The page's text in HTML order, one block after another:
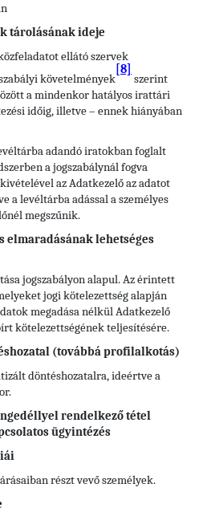
tárolásának ideje
ellátó szervek
követelmények
[8]
szerint
a mindenkor hatályos irattári
időig, illetve – ennek hiányában
adandó iratokban foglalt
a jogszabálynál fogva
az Adatkezelő az adatot
levéltárba adással a személyes
megszűnik.
elmaradásának lehetséges
jogszabályon alapul. Az érintett
jogi kötelezettség alapján
megadása nélkül Adatkezelő
kötelezettségének teljesítésére.
(továbbá profilalkotás)
döntéshozatalra, ideértve a
rendelkező tétel
ügyintézés
részt vevő személyek.